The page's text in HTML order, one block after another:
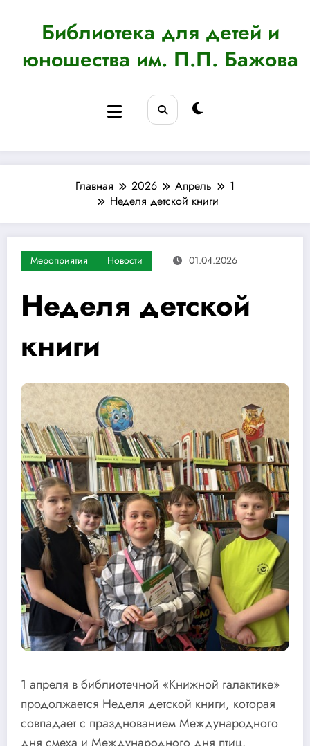
содержимомуБиблиотека для детей и
юношества им. П.П. Бажова
Главная 2026 Апрель
1
Неделя детской книги
Мероприятия Новости 01.04.2026
Неделя детской
книги
1 апреля в библиотечной «Книжной галактике»
продолжается Неделя детской книги, которая
совпадает с празднованием Международного